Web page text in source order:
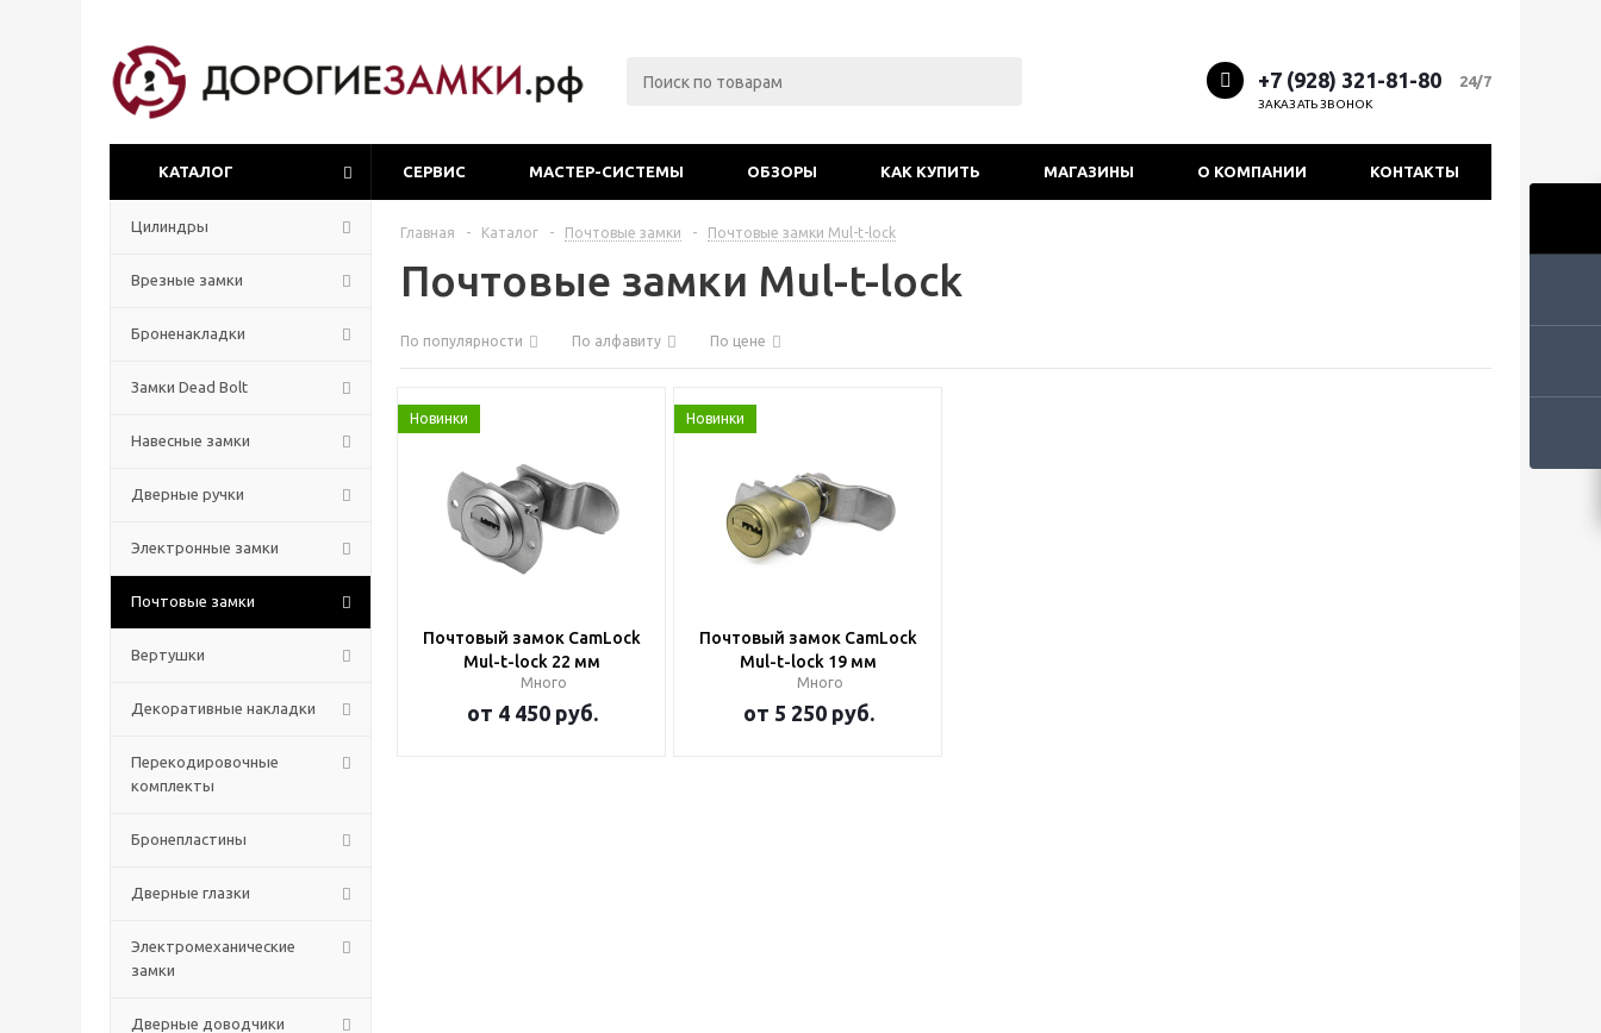
+7 (928) 321-81-80 24/7
ЗАКАЗАТЬ ЗВОНОК
КАТАЛОГ СЕРВИС МАСТЕР-СИСТЕМЫ ОБЗОРЫ КАК КУПИТЬ МАГАЗИНЫ О КОМПАНИИ КОНТАКТЫ
Цилиндры
Врезные замки
Броненакладки
Замки Dead Bolt
Навесные замки
Дверные ручки
Электронные замки
Почтовые замки
Вертушки
Декоративные накладки
Перекодировочные
комплекты
Бронепластины
Дверные глазки
Электромеханические
замки
Дверные доводчики
Главная - Каталог - Почтовые замки - Почтовые замки Mul-t-lock
Почтовые замки Mul-t-lock
По популярности По алфавиту По цене
Новинки
Почтовый замок CamLock
Mul-t-lock 22 мм
Много
от 4 450 руб.
Новинки
Почтовый замок CamLock
Mul-t-lock 19 мм
Много
от 5 250 руб.